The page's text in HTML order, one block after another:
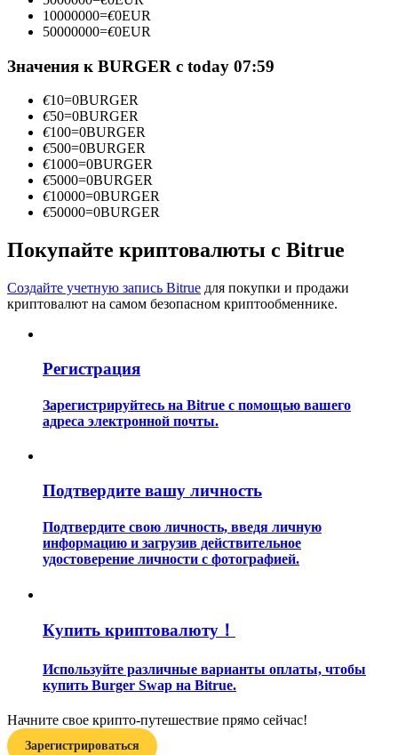
Станьте копи-трейдером
Наслаждайтесь распределением прибыли и комиссиями
Информация
Анализ больших данных, включая торговую информацию
и т. д.
Гид
Руководство для начинающих по фьючерсам
Узнайте, как оставаться прибыльным
10000000=€0EUR
50000000=€0EUR
Значения к BURGER с today 07:59
€10=0BURGER
€50=0BURGER
€100=0BURGER
€500=0BURGER
€1000=0BURGER
€5000=0BURGER
€10000=0BURGER
€50000=0BURGER
Покупайте криптовалюты с Bitrue
Создайте учетную запись Bitrue для покупки и продажи
криптовалют на самом безопасном криптообменнике.
Регистрация
Зарегистрируйтесь на Bitrue с помощью вашего
адреса электронной почты.
Подтвердите вашу личность
Подтвердите свою личность, введя личную
информацию и загрузив действительное
удостоверение личности с фотографией.
Купить криптовалюту！
Используйте различные варианты оплаты, чтобы
купить Burger Swap на Bitrue.
Начните свое крипто-путешествие прямо сейчас!
Зарегистрироваться